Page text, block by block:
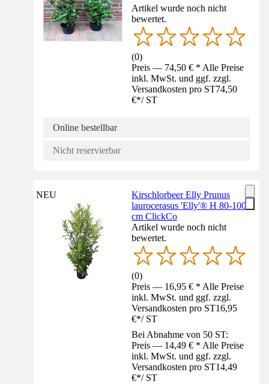
Artikel wurde noch nicht
bewertet.
(0)
Preis — 74,50 € * Alle Preise
inkl. MwSt. und ggf. zzgl.
Versandkosten pro ST74,50
€*/ ST
Online bestellbar
Nicht reservierbar
NEU
Kirschlorbeer Elly Prunus
laurocerasus 'Elly'® H 80-100
cm ClickCo
Artikel wurde noch nicht
bewertet.
(0)
Preis — 16,95 € * Alle Preise
inkl. MwSt. und ggf. zzgl.
Versandkosten pro ST16,95
€*/ ST
Bei Abnahme von 50 ST:
Preis — 14,49 € * Alle Preise
inkl. MwSt. und ggf. zzgl.
Versandkosten pro ST14,49
€*/ ST